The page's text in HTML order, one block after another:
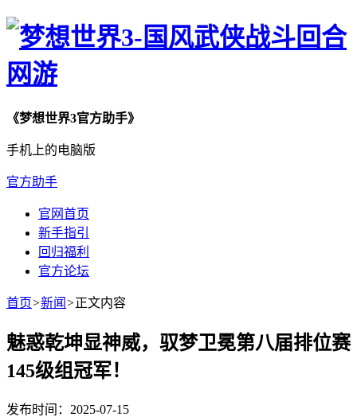
《梦想世界3官方助手》
手机上的电脑版
官方助手
官网首页
新手指引
回归福利
官方论坛
首页>新闻 >正文内容
魅惑乾坤显神威，驭梦卫冕第八届排位赛
145级组冠军！
发布时间：2025-07-15